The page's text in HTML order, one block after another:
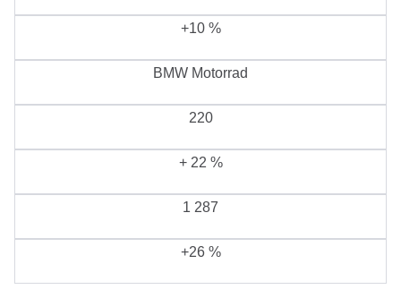
+10 %
BMW Motorrad
220
+ 22 %
1 287
+26 %